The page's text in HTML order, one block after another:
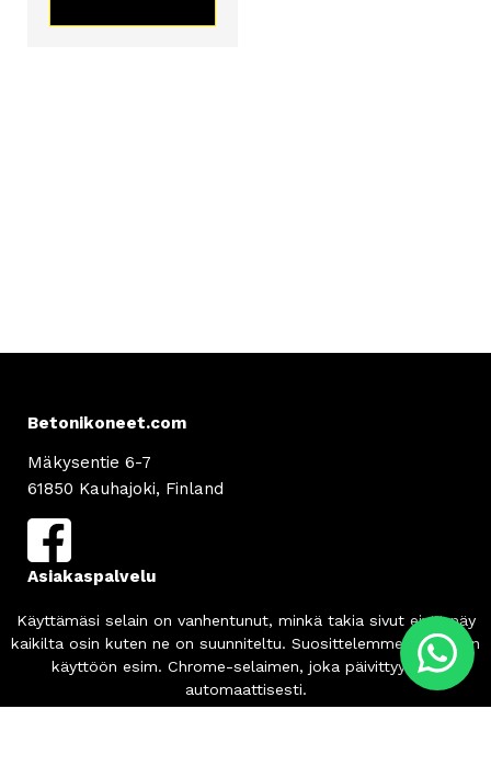
Betonikoneet.com
Mäkysentie 6-7
61850 Kauhajoki, Finland
Asiakaspalvelu
info@betonikoneet.com
+358 500 564 649